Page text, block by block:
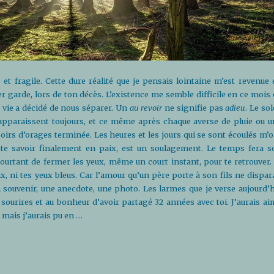
et fragile. Cette dure réalité que je pensais lointaine m’est revenue
garde, lors de ton décès. L’existence me semble difficile en ce mois
a décidé de nous séparer. Un au revoirne signifie pasadieu. Le
toujours, et ce même après chaque averse de pluie ou
d’orages terminée. Les heures et les jours qui se sont écoulés
savoir finalement en paix, est un soulagement. Le temps fera
de fermer les yeux, même un court instant, pour te retrouver.
ni tes yeux bleus. Car l’amour qu’un père porte à son fils ne
une anecdote, une photo. Les larmes que je verse
et au bonheur d’avoir partagé 32 années avec toi. J’aurais
j’aurais pu en …